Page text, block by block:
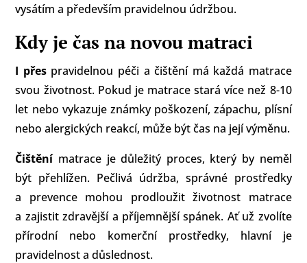
vysátím a především pravidelnou údržbou.
Kdy je čas na novou matraci
I přespravidelnou péči a čištění má každá matrace
svou životnost. Pokud je matrace stará více než 8-10
let nebo vykazuje známky poškození, zápachu, plísní
nebo alergických reakcí, může být čas na její výměnu.
Čištěnímatrace je důležitý proces, který by neměl
být přehlížen. Pečlivá údržba, správné prostředky
a prevence mohou prodloužit životnost matrace
a zajistit zdravější a příjemnější spánek. Ať už zvolíte
přírodní nebo komerční prostředky, hlavní je
pravidelnost a důslednost.